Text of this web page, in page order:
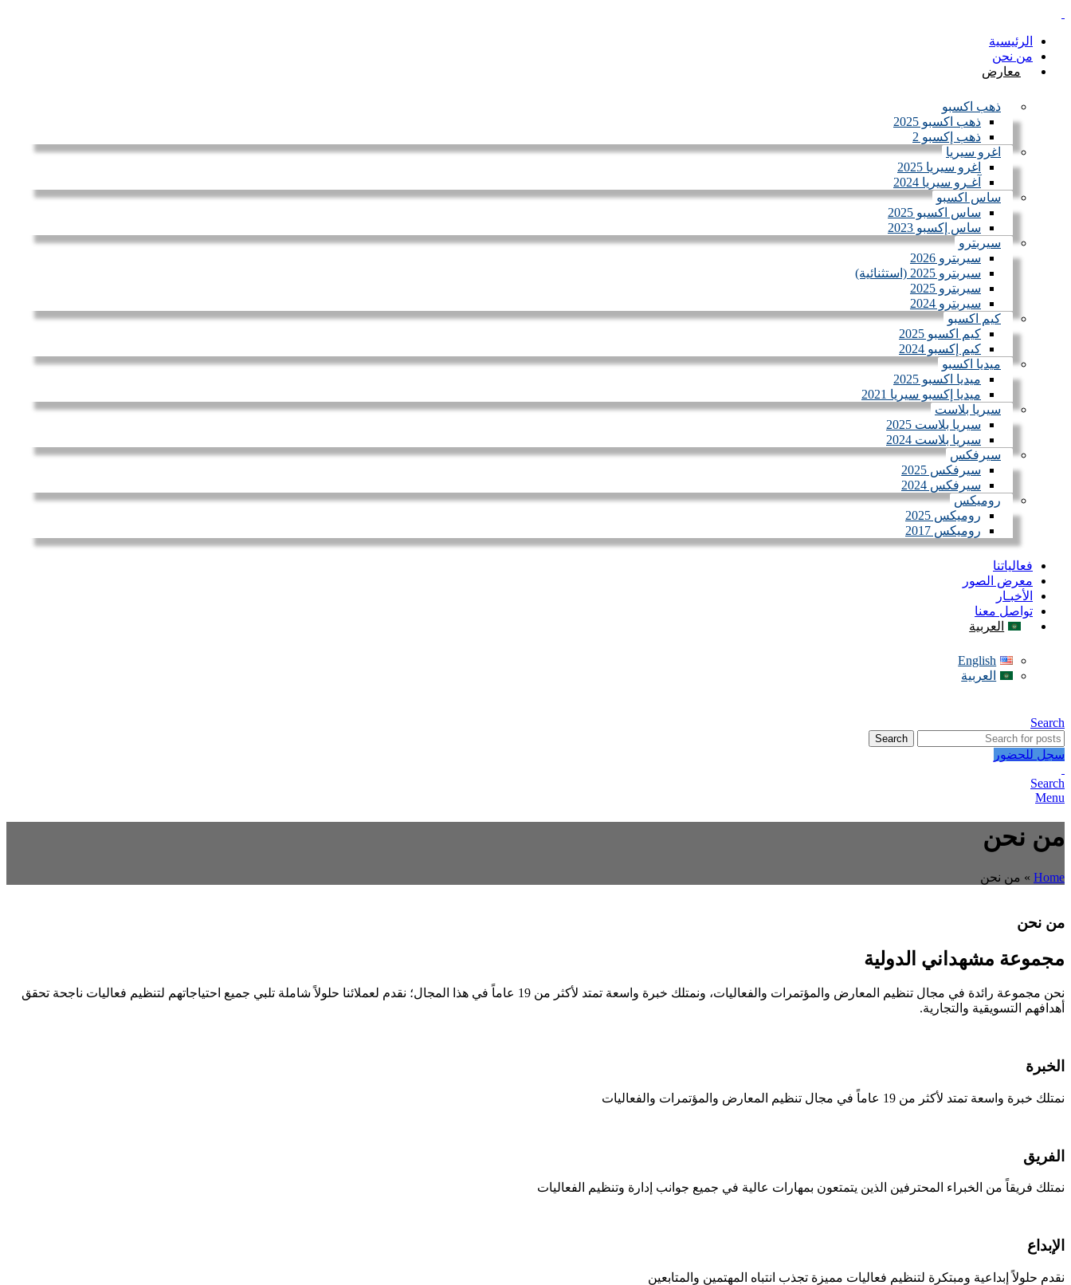
الرئيسية
من نحن
معارض
ذهب اكسبو
ذهب اكسبو 2025
ذهب إكسبو 2
اغرو سيريا
اغرو سيريا 2025
آغـرو سيريا 2024
ساس اكسبو
ساس اكسبو 2025
ساس إكسبو 2023
سيربترو
سيربترو 2026
سيربترو 2025 (استثنائية)
سيربترو 2025
سيربترو 2024
كيم اكسبو
كيم اكسبو 2025
كيم إكسبو 2024
ميديا اكسبو
ميديا اكسبو 2025
ميديا إكسبو سيريا 2021
سيريا بلاست
سيريا بلاست 2025
سيريا بلاست 2024
سيرفكس
سيرفكس 2025
سيرفكس 2024
روميكس
روميكس 2025
روميكس 2017
فعالياتنا
معرض الصور
الأخبـار
تواصل معنا
العربية
English
العربية
Search
Search
سجل للحضور
Search
Menu
من نحن
Home
» من نحن
من نحن
مجموعة مشهداني الدولية
نحن مجموعة رائدة في مجال تنظيم المعارض والمؤتمرات والفعاليات، ونمتلك خبرة واسعة تمتد لأكثر من 19 عاماً في هذا المجال؛ نقدم لعملائنا حلولاً شاملة تلبي جميع احتياجاتهم لتنظيم فعاليات ناجحة تحقق
أهدافهم التسويقية والتجارية.
الخبرة
نمتلك خبرة واسعة تمتد لأكثر من 19 عاماً في مجال تنظيم المعارض والمؤتمرات والفعاليات
الفريق
نمتلك فريقاً من الخبراء المحترفين الذين يتمتعون بمهارات عالية في جميع جوانب إدارة وتنظيم الفعاليات
الإبداع
نقدم حلولاً إبداعية ومبتكرة لتنظيم فعاليات مميزة تجذب انتباه المهتمين والمتابعين